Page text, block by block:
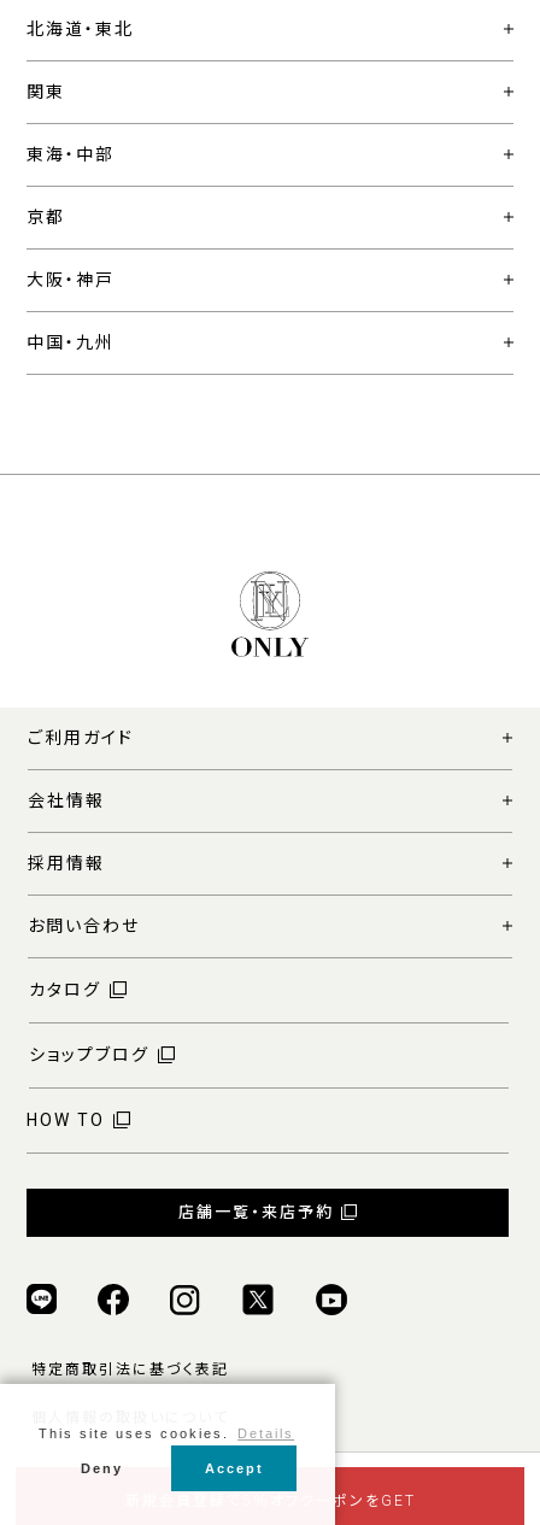
新規会員登録で5％オフクーポンをGET
北海道・東北
関東
東海・中部
京都
大阪・神戸
中国・九州
ご利用ガイド
会社情報
採用情報
お問い合わせ
カタログ
ショップブログ
HOW TO
店舗一覧・来店予約
特定商取引法に基づく表記
ご利用規約
This site uses cookies. Details
Deny Accept